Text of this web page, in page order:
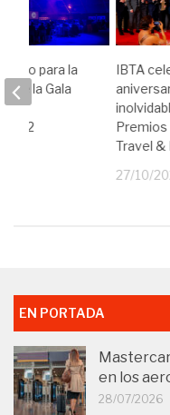
IBTA
Travel &
27/10/
para la
de la Gala
de
2022
EN PORTADA
en los
28/07/2026